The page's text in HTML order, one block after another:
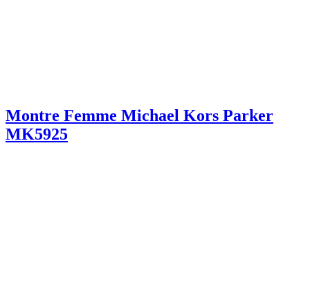
Montre Femme Michael Kors Parker
MK5925